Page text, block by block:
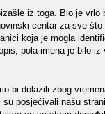
iz toga. Bio je vrlo
centar za sve što
koja je mogla
pola imena je bilo iz
bi dolazili zbog
posjećivali našu